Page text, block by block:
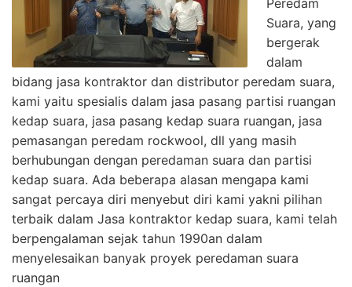
Peredam
Suara, yang
bergerak
dalam
bidang jasa kontraktor dan distributor peredam suara,
kami yaitu spesialis dalam jasa pasang partisi ruangan
kedap suara, jasa pasang kedap suara ruangan, jasa
pemasangan peredam rockwool, dll yang masih
berhubungan dengan peredaman suara dan partisi
kedap suara. Ada beberapa alasan mengapa kami
sangat percaya diri menyebut diri kami yakni pilihan
terbaik dalam Jasa kontraktor kedap suara, kami telah
berpengalaman sejak tahun 1990an dalam
menyelesaikan banyak proyek peredaman suara
ruangan